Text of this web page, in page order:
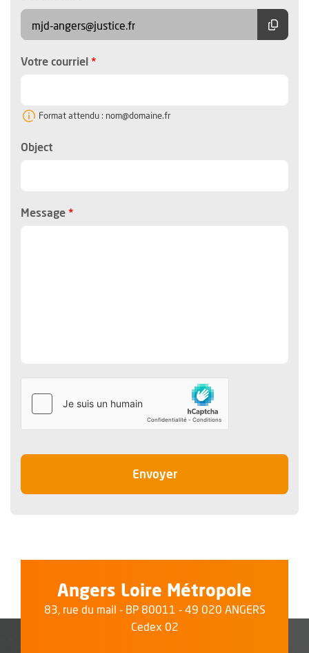
mjd-angers@justice.fr
Votre courriel, champ obligatoire
Format attendu : nom@domaine.fr
Object
Message, champ obligatoire
Envoyerle message
Angers Loire Métropole
83, rue du mail - BP 80011 - 49 020 ANGERS
Cedex 02